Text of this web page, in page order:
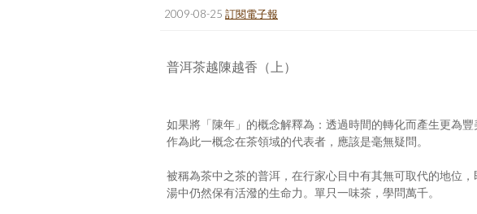
2009-08-25 訂閱電子報
普洱茶越陳越香（上）
如果將「陳年」的概念解釋為：透過時間的轉化而產生更為
作為此一概念在茶領域的代表者，應該是毫無疑問。
被稱為茶中之茶的普洱，在行家心目中有其無可取代的地位
湯中仍然保有活潑的生命力。單只一味茶，學問萬千。